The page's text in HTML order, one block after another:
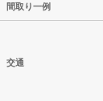
間取り一例
交通